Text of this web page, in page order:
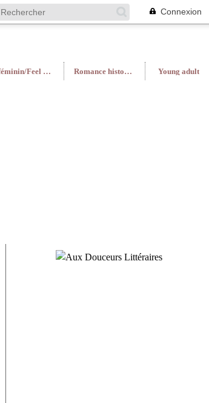
Connexion
Roman féminin/Feel Good Romance historique Young adult